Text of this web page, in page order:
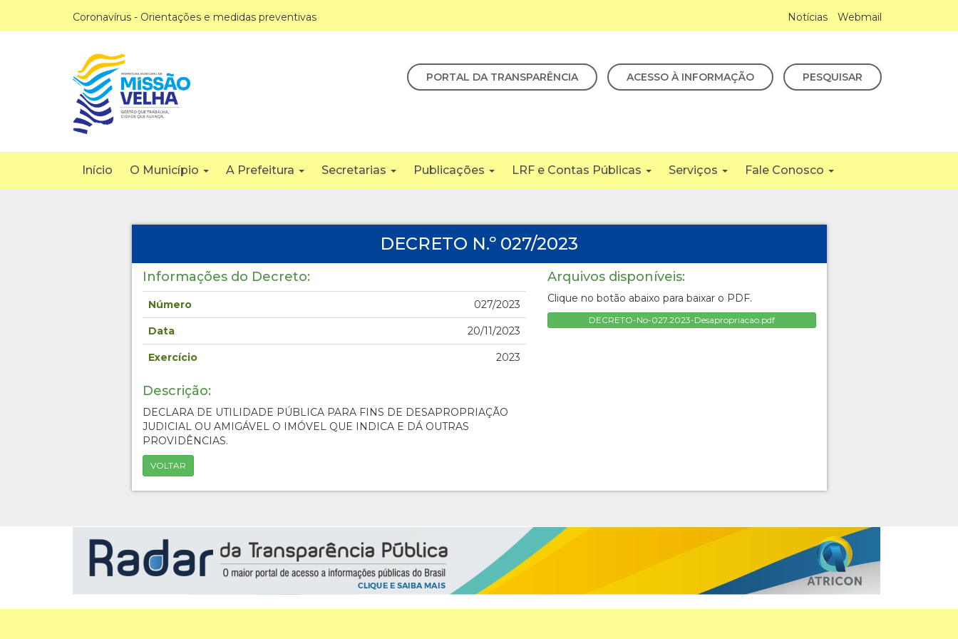
Coronavírus - Orientações e medidas preventivas Notícias Webmail
PORTAL DA TRANSPARÊNCIA ACESSO À INFORMAÇÃO PESQUISAR
Início O Município A Prefeitura Secretarias Publicações LRF e Contas Públicas Serviços Fale Conosco
DECRETO N.º 027/2023
Informações do Decreto:
Número 027/2023
Data 20/11/2023
Exercício 2023
Descrição:
DECLARA DE UTILIDADE PÚBLICA PARA FINS DE DESAPROPRIAÇÃO
JUDICIAL OU AMIGÁVEL O IMÓVEL QUE INDICA E DÁ OUTRAS
PROVIDÊNCIAS.
VOLTAR
Arquivos disponíveis:
Clique no botão abaixo para baixar o PDF.
DECRETO-No-027.2023-Desapropriacao.pdf